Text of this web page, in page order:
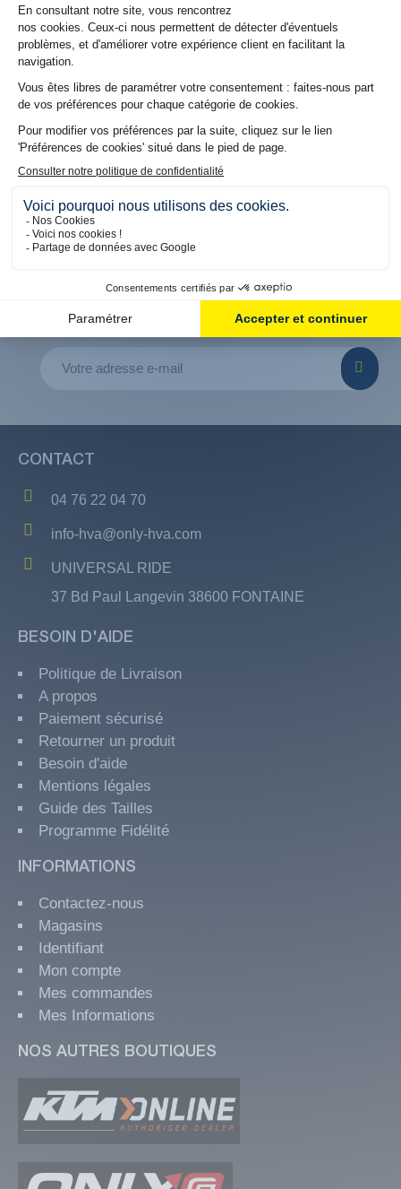
NOS RÉSEAUX
Suivez nous sur nos réseaux pour découvrir les dernières
offres et promos
5% DE REMISE OFFERT
SUR VOTRE PREMIÈRE COMMANDE
En vous inscrivant à notre Newsletter
CONTACT
04 76 22 04 70
info-hva@only-hva.com
UNIVERSAL RIDE
37 Bd Paul Langevin 38600 FONTAINE
BESOIN D'AIDE
Politique de Livraison
A propos
Paiement sécurisé
Retourner un produit
Besoin d'aide
Mentions légales
Guide des Tailles
Programme Fidélité
INFORMATIONS
Contactez-nous
Magasins
Identifiant
Mon compte
Mes commandes
Mes Informations
NOS AUTRES BOUTIQUES